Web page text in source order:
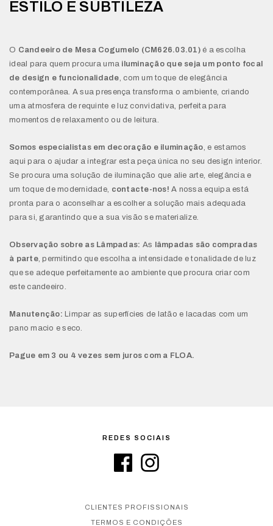
ESTILO E SUBTILEZA
O Candeeiro de Mesa Cogumelo (CM626.03.01)é a escolha
ideal para quem procura uma iluminação que seja um ponto focal
de design e funcionalidade , com um toque de elegância
contemporânea. A sua presença transforma o ambiente, criando
uma atmosfera de requinte e luz convidativa, perfeita para
momentos de relaxamento ou de leitura.
Somos especialistas em decoração e iluminação , e estamos
aqui para o ajudar a integrar esta peça única no seu design interior.
Se procura uma solução de iluminação que alie arte, elegância e
um toque de modernidade, contacte-nos! A nossa equipa está
pronta para o aconselhar a escolher a solução mais adequada
para si, garantindo que a sua visão se materialize.
Observação sobre as Lâmpadas: As lâmpadas são compradas
à parte, permitindo que escolha a intensidade e tonalidade de luz
que se adeque perfeitamente ao ambiente que procura criar com
este candeeiro.
Manutenção: Limpar as superfícies de latão e lacadas com um
pano macio e seco.
Pague em 3 ou 4 vezes sem juros com a FLOA.
REDES SOCIAIS
CLIENTES PROFISSIONAIS
TERMOS E CONDIÇÕES